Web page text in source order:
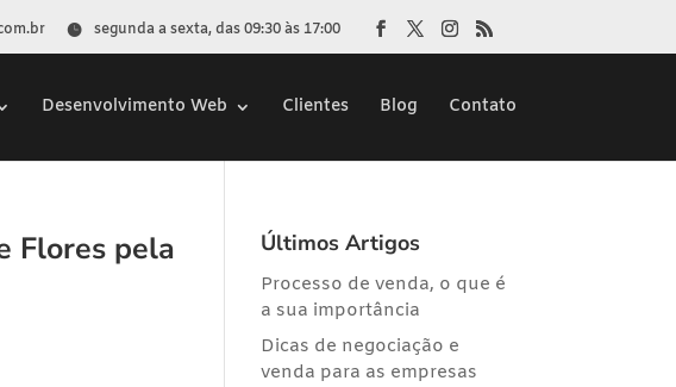
segunda a sexta, das 09:30 às 17:00
Desenvolvimento Web Clientes Blog Contato
Flores pela
Últimos Artigos
Processo de venda, o que é
a sua importância
Dicas de negociação e
venda para as empresas